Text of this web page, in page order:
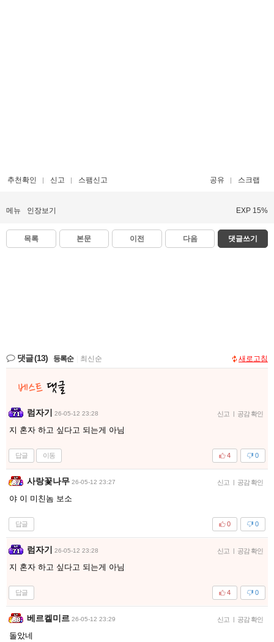
추천확인 신고 스팸신고 공유 스크랩
메뉴 인장보기 EXP 15%
목록 본문 이전 다음 댓글쓰기
댓글(13) 등록순 최신순 새로고침
럼자기 26-05-12 23:28 신고 | 공감 확인
지 혼자 하고 싶다고 되는게 아님
답글 이동 0
4
사랑꽃나무 26-05-12 23:27 신고 | 공감 확인
야 이 미친놈 보소
답글 0
0
럼자기 26-05-12 23:28 신고 | 공감 확인
지 혼자 하고 싶다고 되는게 아님
답글 0
4
베르켈미르 26-05-12 23:29 신고 | 공감 확인
돌았네